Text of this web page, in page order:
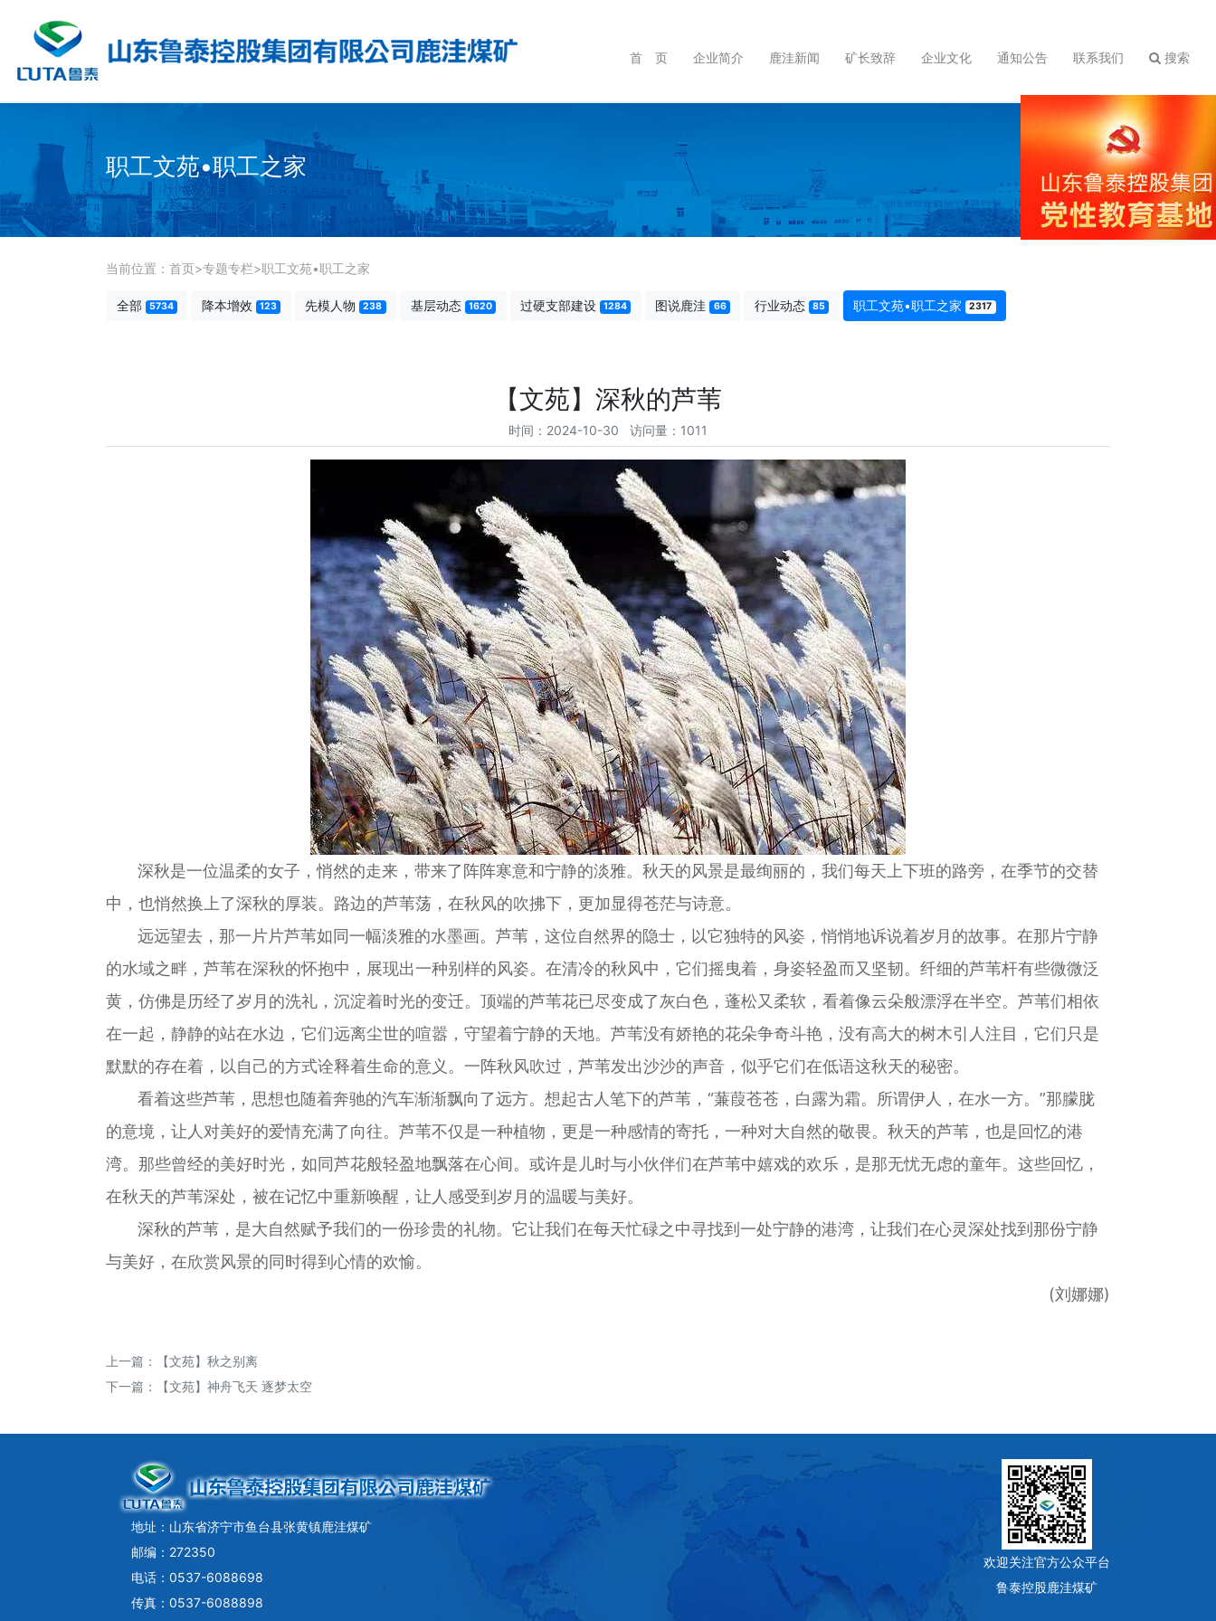
首 页 企业简介 鹿洼新闻 矿长致辞 企业文化 通知公告 联系我们 搜索
职工文苑•职工之家
当前位置： 首页>专题专栏>职工文苑•职工之家
全部 5734 降本增效 123 先模人物 238 基层动态 1620 过硬支部建设 1284 图说鹿洼 66 行业动态 85 职工文苑•职工之家 2317
【文苑】深秋的芦苇
时间：2024-10-30 访问量：1011
深秋是一位温柔的女子，悄然的走来，带来了阵阵寒意和宁静的淡雅。秋天的风景是最绚丽的，我们每天上下班的路旁，在季节的交替
中，也悄然换上了深秋的厚装。路边的芦苇荡，在秋风的吹拂下，更加显得苍茫与诗意。
远远望去，那一片片芦苇如同一幅淡雅的水墨画。芦苇，这位自然界的隐士，以它独特的风姿，悄悄地诉说着岁月的故事。在那片宁静
的水域之畔，芦苇在深秋的怀抱中，展现出一种别样的风姿。在清冷的秋风中，它们摇曳着，身姿轻盈而又坚韧。纤细的芦苇杆有些微微泛
黄，仿佛是历经了岁月的洗礼，沉淀着时光的变迁。顶端的芦苇花已尽变成了灰白色，蓬松又柔软，看着像云朵般漂浮在半空。芦苇们相依
在一起，静静的站在水边，它们远离尘世的喧嚣，守望着宁静的天地。芦苇没有娇艳的花朵争奇斗艳，没有高大的树木引人注目，它们只是
默默的存在着，以自己的方式诠释着生命的意义。一阵秋风吹过，芦苇发出沙沙的声音，似乎它们在低语这秋天的秘密。
看着这些芦苇，思想也随着奔驰的汽车渐渐飘向了远方。想起古人笔下的芦苇，“蒹葭苍苍，白露为霜。所谓伊人，在水一方。”那朦胧
的意境，让人对美好的爱情充满了向往。芦苇不仅是一种植物，更是一种感情的寄托，一种对大自然的敬畏。秋天的芦苇，也是回忆的港
湾。那些曾经的美好时光，如同芦花般轻盈地飘落在心间。或许是儿时与小伙伴们在芦苇中嬉戏的欢乐，是那无忧无虑的童年。这些回忆，
在秋天的芦苇深处，被在记忆中重新唤醒，让人感受到岁月的温暖与美好。
深秋的芦苇，是大自然赋予我们的一份珍贵的礼物。它让我们在每天忙碌之中寻找到一处宁静的港湾，让我们在心灵深处找到那份宁静
与美好，在欣赏风景的同时得到心情的欢愉。
(刘娜娜)
上一篇：
【文苑】秋之别离
下一篇：
【文苑】神舟飞天 逐梦太空
地址：山东省济宁市鱼台县张黄镇鹿洼煤矿
邮编：272350
电话：0537-6088698
传真：0537-6088898
欢迎关注官方公众平台
鲁泰控股鹿洼煤矿